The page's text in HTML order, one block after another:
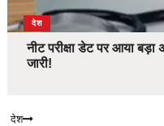
देश
नीट परीक्षा डेट पर आया
जारी!
देश